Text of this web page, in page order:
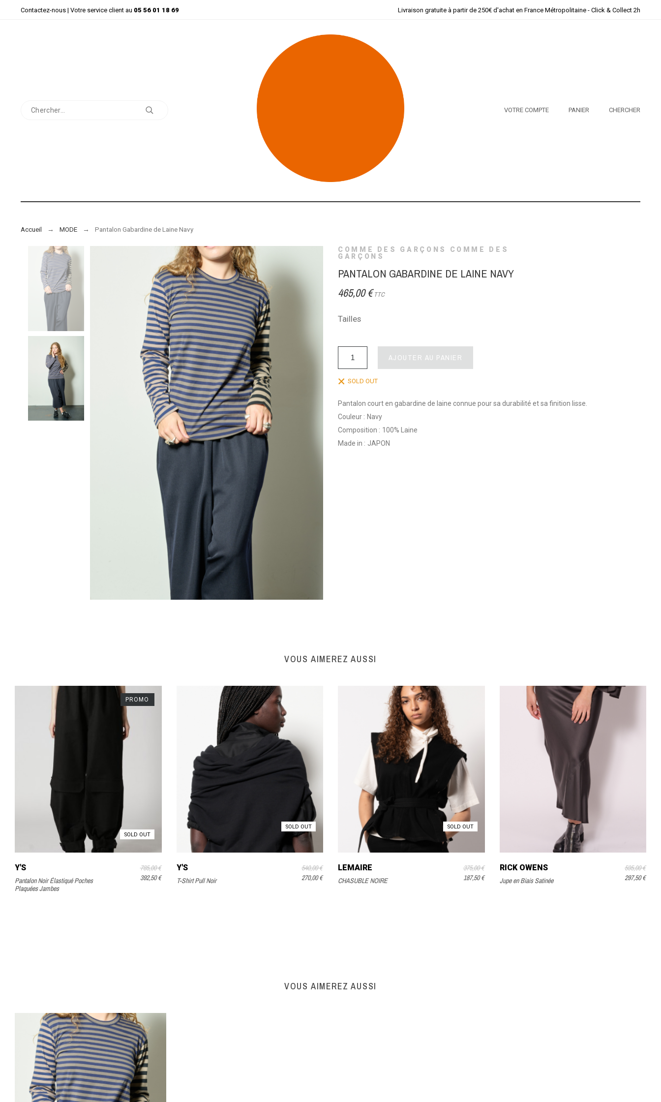
Contactez-nous| Votre service client au 05 56 01 18 69 Livraison gratuite à partir de 250€ d'achat en France Métropolitaine - Click & Collect 2h
VOTRE COMPTE PANIER CHERCHER
Accueil MODE Pantalon Gabardine de Laine Navy
COMME DES GARÇONS COMME DES
GARÇONS
PANTALON GABARDINE DE LAINE NAVY
465,00 € TTC
Tailles
AJOUTER AU PANIER
SOLD OUT
Pantalon court en gabardine de laine connue pour sa durabilité et sa finition lisse.
Couleur : Navy
Composition : 100% Laine
Made in : JAPON
VOUS AIMEREZ AUSSI
Y'S
Pantalon Noir Élastiqué Poches
Plaquées Jambes
785,00 €
392,50 €
SOLD OUT
PROMO
Y'S
T-Shirt Pull Noir
540,00 €
270,00 €
SOLD OUT
LEMAIRE
CHASUBLE NOIRE
375,00 €
187,50 €
SOLD OUT
RICK OWENS
Jupe en Biais Satinée
595,00 €
297,50 €
VOUS AIMEREZ AUSSI